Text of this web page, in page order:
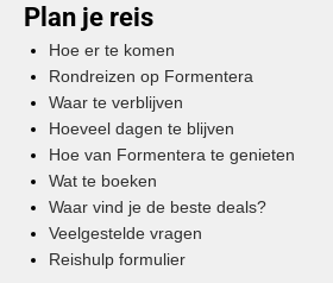
Plan je reis
Hoe er te komen
Rondreizen op Formentera
Waar te verblijven
Hoeveel dagen te blijven
Hoe van Formentera te genieten
Wat te boeken
Waar vind je de beste deals?
Veelgestelde vragen
Reishulp formulier